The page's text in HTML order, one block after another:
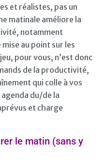
et réalistes, pas un
matinale améliore la
notamment
au point sur les
pour vous, n’est donc
de la productivité,
qui colle à vos
du/de la
et charge
le matin (sans y